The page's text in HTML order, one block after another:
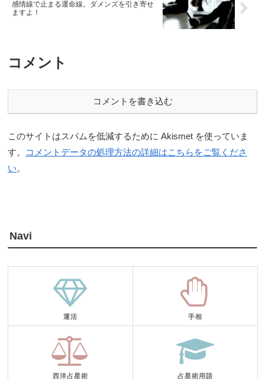
感情線で止まる運命線。ダメンズを引き寄せ
ますよ！
コメント
コメントを書き込む
このサイトはスパムを低減するために Akismet を使っていま
す。
コメントデータの処理方法の詳細はこちらをご覧くださ
い。
Navi
運活 手相
西洋占星術 占星術用語